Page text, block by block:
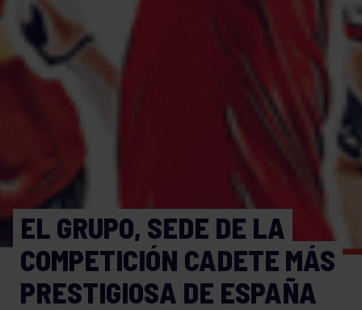
EL GRUPO, SEDE DE LA
COMPETICIÓN CADETE MÁS
PRESTIGIOSA DE ESPAÑA